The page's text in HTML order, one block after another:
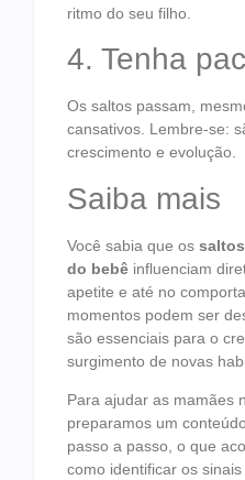
ritmo do seu filho.
4. Tenha
Os saltos passam,
cansativos. Lembre-se:
crescimento e evolução.
Saiba mais
Você sabia que os
do bebê influenciam
apetite e até no
momentos podem ser
são essenciais para o
surgimento de novas
Para ajudar as mamães
preparamos um
passo a passo, o que
como identificar os